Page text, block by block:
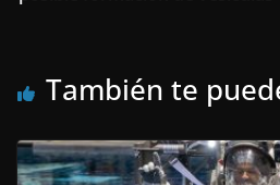
También te